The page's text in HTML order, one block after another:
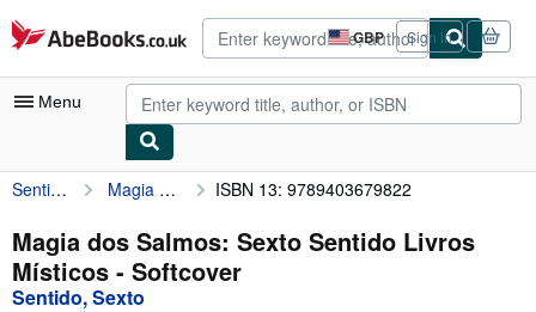
Skip to main content
AbeBooks.co.uk GBP
Site
shopping
preferences
Sign in
Menu
My Account
My Purchases
Advanced Search
Sentido, Sexto Magia dos Salmos: Sexto Sentido Livros Místicos ISBN 13: 9789403679822
Magia dos Salmos: Sexto Sentido Livros
Místicos - Softcover
Sentido, Sexto